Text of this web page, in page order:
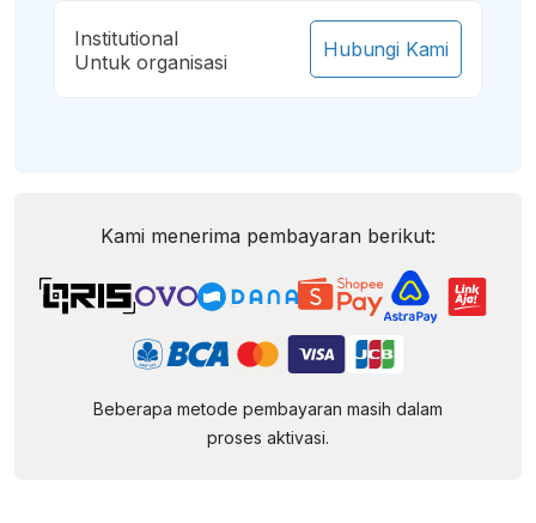
Institutional
Untuk organisasi
Hubungi Kami
Kami menerima pembayaran berikut:
Beberapa metode pembayaran masih dalam
proses aktivasi.